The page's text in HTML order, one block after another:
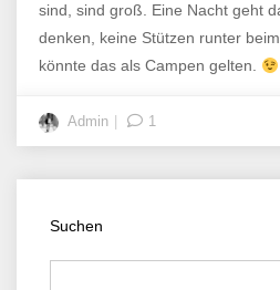
sind, sind groß. Eine Nacht geht
denken, keine Stützen runter
könnte das als Campen gelten.
Admin 1
Suchen